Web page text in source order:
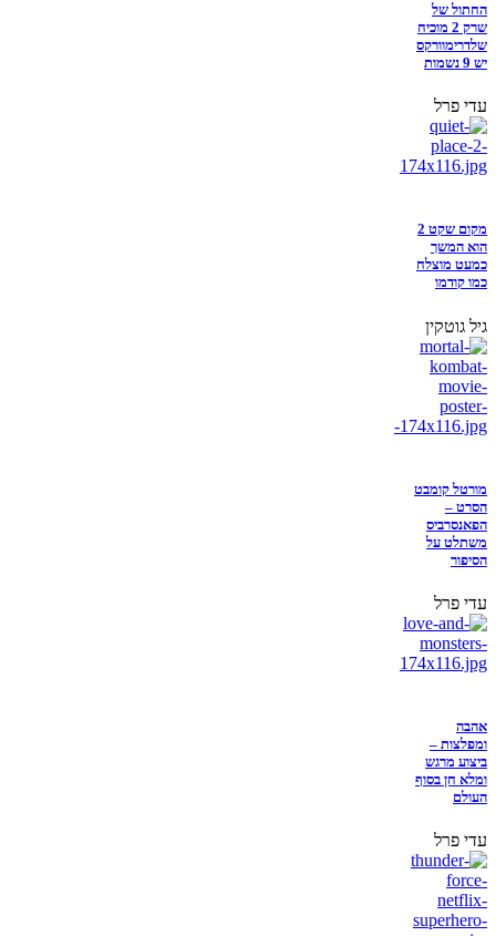
החתול של
שרק 2 מוכיח
שלדרימוורקס
יש 9 נשמות
עדי פרל
מקום שקט 2
הוא המשך
כמעט מוצלח
כמו קודמו
גיל גוטקין
מורטל קומבט
הסרט –
הפאנסרביס
משתלט על
הסיפור
עדי פרל
אהבה
ומפלצות –
ביצוע מרגש
ומלא חן בסוף
העולם
עדי פרל